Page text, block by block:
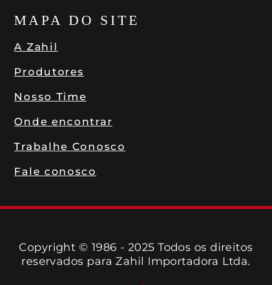
MAPA DO SITE
A Zahil
Produtores
Nosso Time
Onde encontrar
Trabalhe Conosco
Fale conosco
Copyright © 1986 - 2025 Todos os direitos
reservados para Zahil Importadora Ltda.